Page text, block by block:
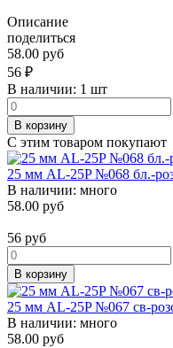
Описание
поделиться
58.00 руб
56 ₽
В наличии: 1 шт
В корзину
С этим товаром покупают
25 мм AL-25P №068 бл.-
В наличии: много
58.00 руб
56 руб
В корзину
25 мм AL-25P №067 св-
В наличии: много
58.00 руб